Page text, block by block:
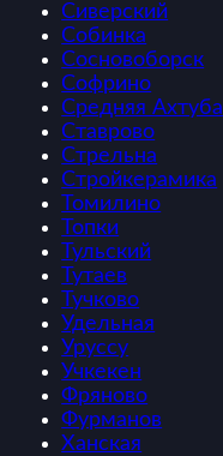
Сиверский
Собинка
Сосновоборск
Софрино
Средняя Ахтуба
Ставрово
Стрельна
Стройкерамика
Томилино
Топки
Тульский
Тутаев
Тучково
Удельная
Уруссу
Учкекен
Фряново
Фурманов
Ханская